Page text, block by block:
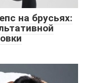
на брусьях: